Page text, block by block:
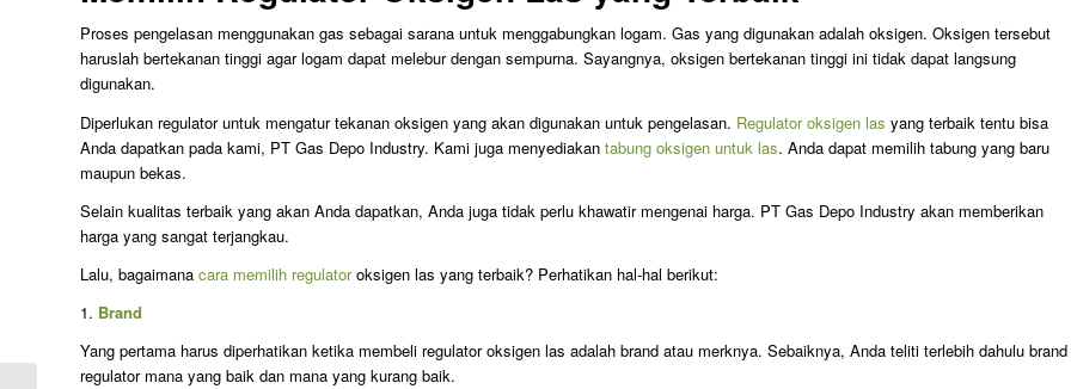
Proses pengelasan menggunakan gas sebagai sarana untuk menggabungkan logam. Gas yang digunakan adalah oksigen. Oksigen tersebut
haruslah bertekanan tinggi agar logam dapat melebur dengan sempurna. Sayangnya, oksigen bertekanan tinggi ini tidak dapat langsung
digunakan.
Diperlukan regulator untuk mengatur tekanan oksigen yang akan digunakan untuk pengelasan. Regulator oksigen las yang terbaik tentu bisa
Anda dapatkan pada kami, PT Gas Depo Industry. Kami juga menyediakan tabung oksigen untuk las. Anda dapat memilih tabung yang baru
maupun bekas.
Selain kualitas terbaik yang akan Anda dapatkan, Anda juga tidak perlu khawatir mengenai harga. PT Gas Depo Industry akan memberikan
harga yang sangat terjangkau.
Lalu, bagaimana cara memilih regulatoroksigen las yang terbaik? Perhatikan hal-hal berikut:
1. Brand
Yang pertama harus diperhatikan ketika membeli regulator oksigen las adalah brand atau merknya. Sebaiknya, Anda teliti terlebih dahulu brand
regulator mana yang baik dan mana yang kurang baik.